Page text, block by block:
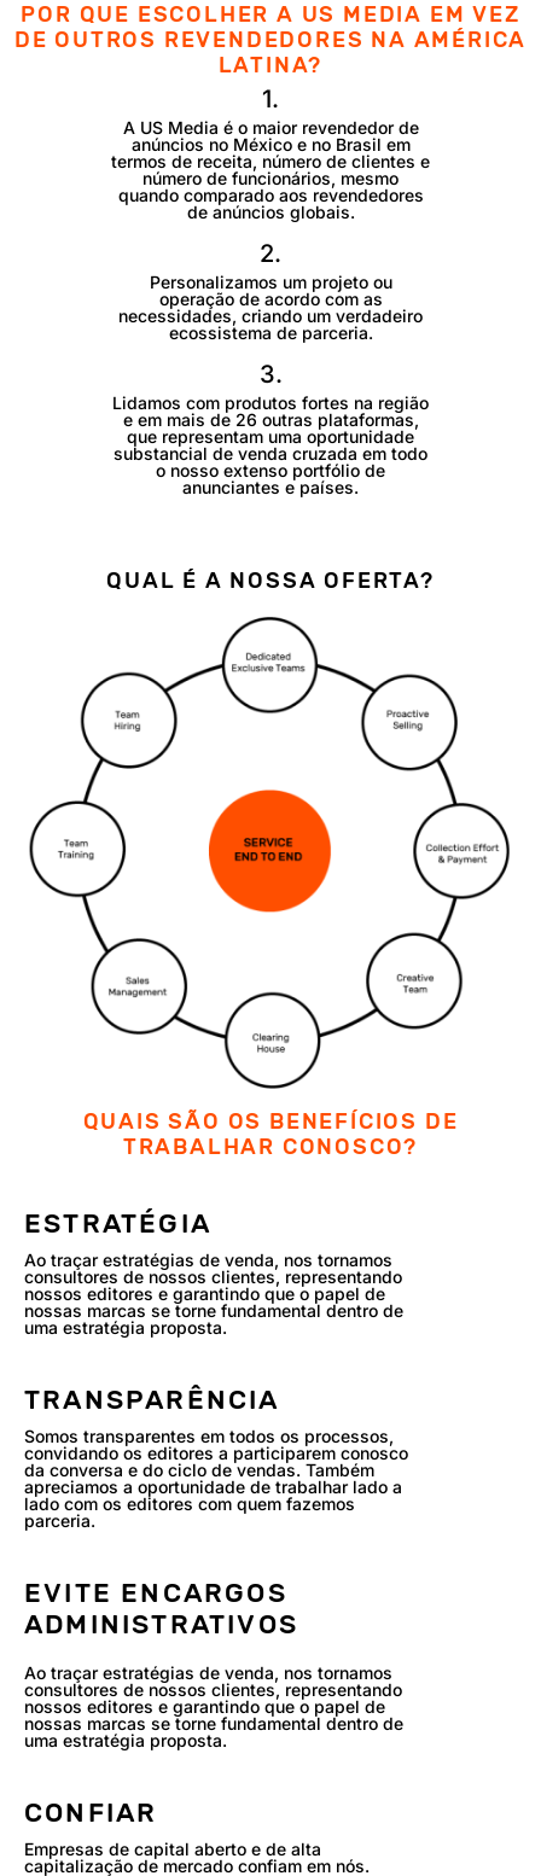
POR QUE ESCOLHER A US MEDIA EM VEZ
DE OUTROS REVENDEDORES NA AMÉRICA
LATINA?
1.
A US Media é o maior revendedor de
anúncios no México e no Brasil em
termos de receita, número de clientes e
número de funcionários, mesmo
quando comparado aos revendedores
de anúncios globais.
2.
Personalizamos um projeto ou
operação de acordo com as
necessidades, criando um verdadeiro
ecossistema de parceria.
3.
Lidamos com produtos fortes na região
e em mais de 26 outras plataformas,
que representam uma oportunidade
substancial de venda cruzada em todo
o nosso extenso portfólio de
anunciantes e países.
QUAL É A NOSSA OFERTA?
QUAIS SÃO OS BENEFÍCIOS DE
TRABALHAR CONOSCO?
ESTRATÉGIA
Ao traçar estratégias de venda, nos tornamos
consultores de nossos clientes, representando
nossos editores e garantindo que o papel de
nossas marcas se torne fundamental dentro de
uma estratégia proposta.
TRANSPARÊNCIA
Somos transparentes em todos os processos,
convidando os editores a participarem conosco
da conversa e do ciclo de vendas. Também
apreciamos a oportunidade de trabalhar lado a
lado com os editores com quem fazemos
parceria.
EVITE ENCARGOS
ADMINISTRATIVOS
Ao traçar estratégias de venda, nos tornamos
consultores de nossos clientes, representando
nossos editores e garantindo que o papel de
nossas marcas se torne fundamental dentro de
uma estratégia proposta.
CONFIAR
Empresas de capital aberto e de alta
capitalização de mercado confiam em nós.